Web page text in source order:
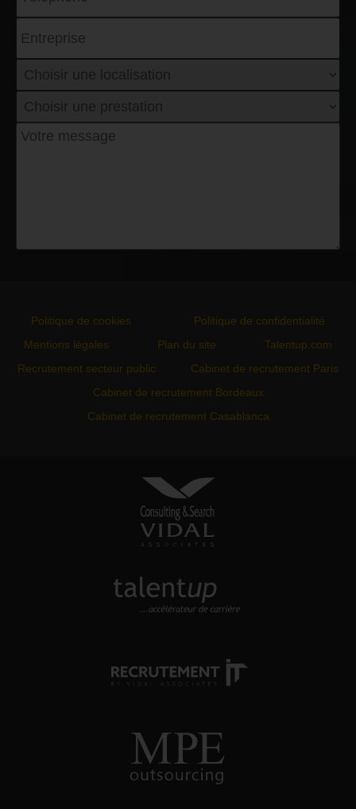
Politique de cookies
Politique de confidentialité
Mentions légales
Plan du site
Talentup.com
Recrutement secteur public
Cabinet de recrutement Paris
Cabinet de recrutement Bordeaux
Cabinet de recrutement Casablanca
VIDAL ASSOCIATES
conseil en recrutement et
approche directe
TALENTUP
découvrez notre site carrière
RECRUTEMENT-IT
toutes nos offres d'emploi dans
MPE OUTSOURCING
conseil et recrutement énergie, oil
& gas